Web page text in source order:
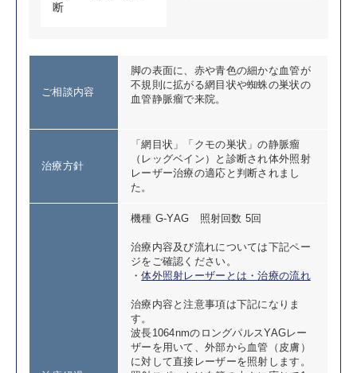
断
ご相談内容
脚の表面に、赤や青色の細かな血管が
不規則に拡がる網目状や蜘蛛の巣状の
血管静脈瘤で来院。
治療方針
「網目状」「クモの巣状」の静脈瘤
（レッグベイン）と診断され体外照射
レーザー治療の適応と判断されまし
た。
機種 G-YAG 照射回数 5回
治療内容及び流れについては下記ペー
ジをご確認ください。
・体外照射レーザーとは・治療の流れ
治療内容と注意事項は下記になりま
す。
波長1064nmのロングパルスYAGレー
ザーを用いて、外部から血管（皮膚）
に対して直接レーザーを照射します。